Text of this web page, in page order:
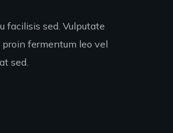
facilisis sed. Vulputate
fermentum leo vel
sed.